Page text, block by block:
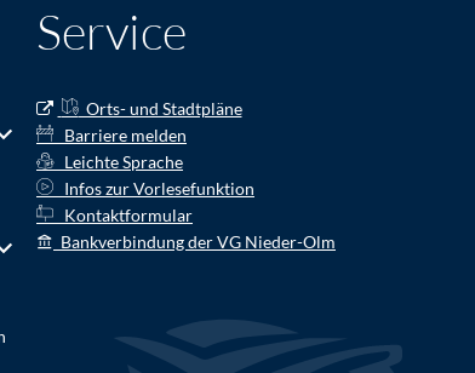
auszublenden
auszublenden
Service
Orts- und Stadtpläne
Barriere melden
Leichte Sprache
Infos zur Vorlesefunktion
Kontaktformular
Bankverbindung der VG Nieder-Olm